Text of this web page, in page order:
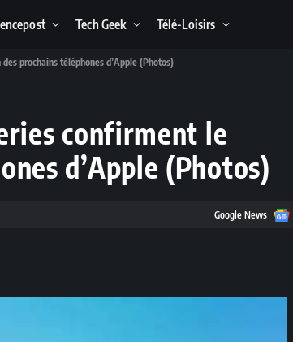
Tech Geek Télé-Loisirs
prochains téléphones d’Apple (Photos)
confirment le
d’Apple (Photos)
Google News Google